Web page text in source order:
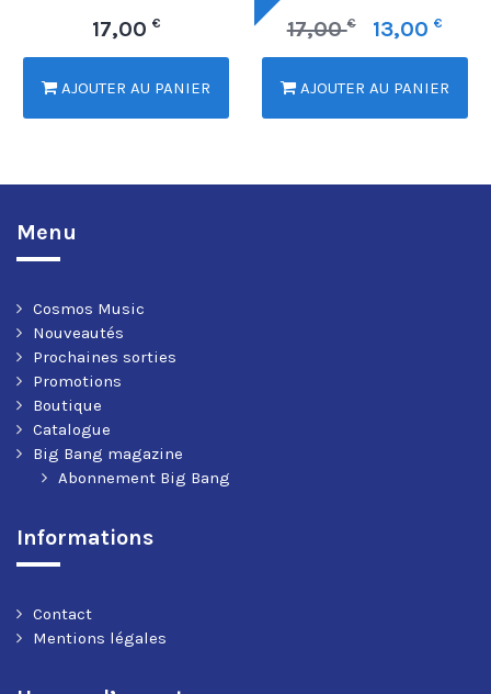
17,00 €
AJOUTER AU PANIER
17,00€ 13,00 €
AJOUTER AU PANIER
Menu
Cosmos Music
Nouveautés
Prochaines sorties
Promotions
Boutique
Catalogue
Big Bang magazine
Abonnement Big Bang
Informations
Contact
Mentions légales